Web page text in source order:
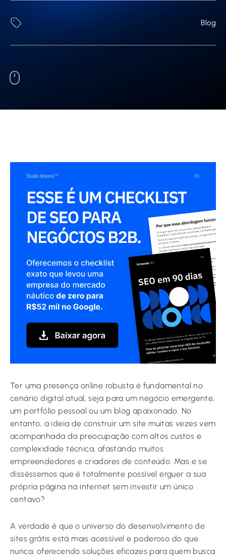
Blog
Ter uma presença online robusta é fundamental no
cenário digital atual, seja para um negócio emergente,
um portfólio pessoal ou um blog apaixonado. No
entanto, a ideia de construir um site muitas vezes vem
acompanhada da preocupação com altos custos e
complexidade técnica, afastando muitos
empreendedores e criadores de conteúdo. Mas e se
disséssemos que é totalmente possível erguer a sua
própria página na internet sem investir um único
centavo?
A verdade é que o universo do desenvolvimento de
sites grátis está mais acessível e poderoso do que
nunca, oferecendo soluções eficazes para quem busca